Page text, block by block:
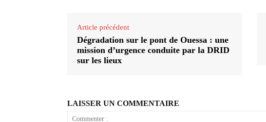
Article précédent
Dégradation sur le pont de Ouessa : une
mission d’urgence conduite par la DRID
sur les lieux
LAISSER UN COMMENTAIRE